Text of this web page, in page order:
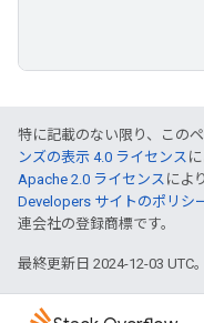
特に記載のない限り、この
ンズの表示 4.0 ライセンス
Apache 2.0 ライセンス によ
Developers サイトのポリシ
連会社の登録商標です。
最終更新日 2024-12-03 UTC。